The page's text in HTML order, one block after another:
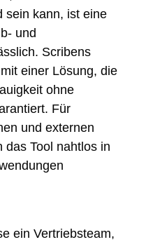
sein kann, ist eine
und
Scribens
einer Lösung, die
ohne
Für
und externen
das Tool nahtlos in
ein Vertriebsteam,